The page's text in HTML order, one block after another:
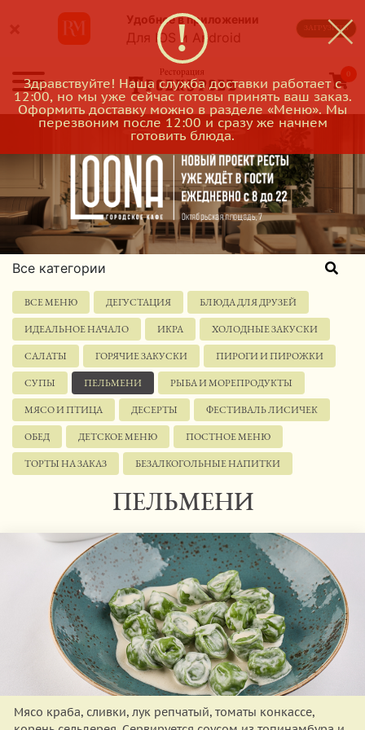
Удобнее в приложении
Для IOS и Android
ЗАГРУЗИТЬ
Здравствуйте! Наша служба доставки работает с
12:00, но мы уже сейчас готовы принять ваш заказ.
Оформить доставку можно в разделе «Меню». Мы
перезвоним после 12:00 и сразу же начнем
готовить блюда.
0
Все категории
ВСЕ МЕНЮ ДЕГУСТАЦИЯ БЛЮДА ДЛЯ ДРУЗЕЙ
ИДЕАЛЬНОЕ НАЧАЛО ИКРА ХОЛОДНЫЕ ЗАКУСКИ
САЛАТЫ ГОРЯЧИЕ ЗАКУСКИ ПИРОГИ И ПИРОЖКИ
СУПЫ ПЕЛЬМЕНИ РЫБА И МОРЕПРОДУКТЫ
МЯСО И ПТИЦА ДЕСЕРТЫ ФЕСТИВАЛЬ ЛИСИЧЕК
ОБЕД ДЕТСКОЕ МЕНЮ ПОСТНОЕ МЕНЮ
ТОРТЫ НА ЗАКАЗ БЕЗАЛКОГОЛЬНЫЕ НАПИТКИ
ПЕЛЬМЕНИ
Мясо краба, сливки, лук репчатый, томаты конкассе,